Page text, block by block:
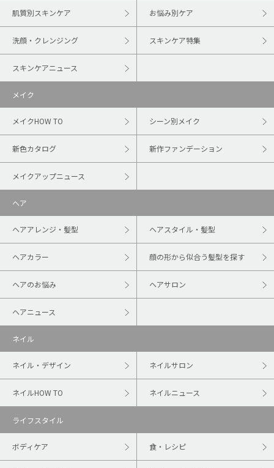
肌質別スキンケア お悩み別ケア
洗顔・クレンジング スキンケア特集
スキンケアニュース
メイク
メイクHOW TO シーン別メイク
新色カタログ 新作ファンデーション
メイクアップニュース
ヘア
ヘアアレンジ・髪型 ヘアスタイル・髪型
ヘアカラー 顔の形から似合う髪型を探す
ヘアのお悩み ヘアサロン
ヘアニュース
ネイル
ネイル・デザイン ネイルサロン
ネイルHOW TO ネイルニュース
ライフスタイル
ボディケア 食・レシピ